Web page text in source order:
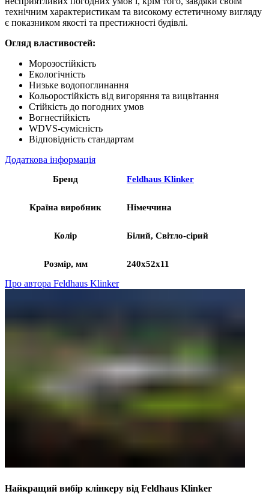
технічним характеристикам та високому естетичному вигляду
є показником якості та престижності будівлі.
Огляд властивостей:
Морозостійкість
Екологічність
Низьке водопоглинання
Кольоростійкість від вигоряння та вицвітання
Стійкість до погодних умов
Вогнестійкість
WDVS-сумісність
Відповідність стандартам
Додаткова інформація
Бренд Feldhaus Klinker
Країна виробник Німеччина
Колір Білий, Світло-сірий
Розмір, мм 240x52x11
Про автора Feldhaus Klinker
Найкращий вибір клінкеру від Feldhaus Klinker